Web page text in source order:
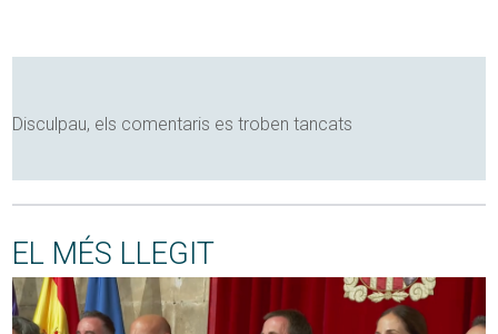
Disculpau, els comentaris es troben tancats
EL MÉS LLEGIT